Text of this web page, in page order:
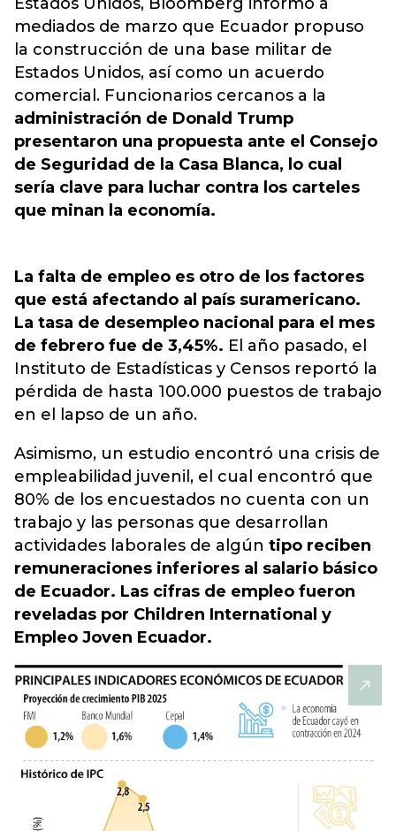
mediados de marzo que Ecuador propuso
la construcción de una base militar de
Estados Unidos, así como un acuerdo
comercial. Funcionarios cercanos a la
administración de Donald Trump
presentaron una propuesta ante el Consejo
de Seguridad de la Casa Blanca, lo cual
sería clave para luchar contra los carteles
que minan la economía.
La falta de empleo es otro de los factores
que está afectando al país suramericano.
La tasa de desempleo nacional para el mes
de febrero fue de 3,45%. El año pasado, el
Instituto de Estadísticas y Censos reportó la
pérdida de hasta 100.000 puestos de trabajo
en el lapso de un año.
Asimismo, un estudio encontró una crisis de
empleabilidad juvenil, el cual encontró que
80% de los encuestados no cuenta con un
trabajo y las personas que desarrollan
actividades laborales de algún tipo reciben
remuneraciones inferiores al salario básico
de Ecuador. Las cifras de empleo fueron
reveladas por Children International y
Empleo Joven Ecuador.